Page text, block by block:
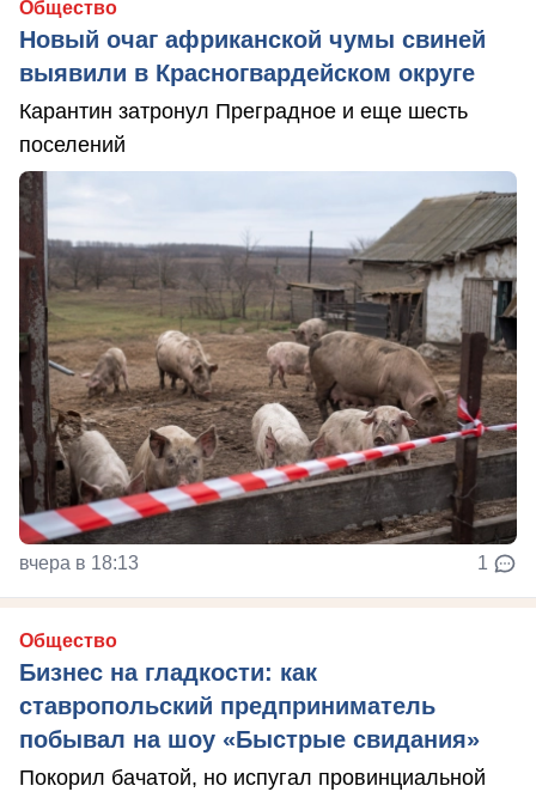
Общество
Новый очаг африканской чумы свиней
выявили в Красногвардейском округе
Карантин затронул Преградное и еще шесть
поселений
вчера в 18:13 1
Общество
Бизнес на гладкости: как
ставропольский предприниматель
побывал на шоу «Быстрые свидания»
Покорил бачатой, но испугал провинциальной